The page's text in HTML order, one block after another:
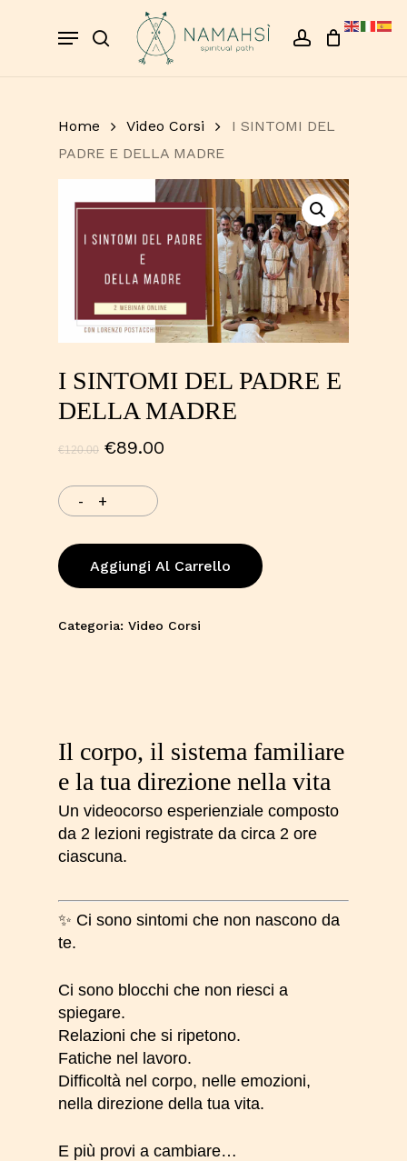
search account
Menu
Cart
Home Video Corsi
I SINTOMI DEL
PADRE E DELLA MADRE
I SINTOMI DEL PADRE E
DELLA MADRE
€120.00 Il
originale
€89.00
Aggiungi Al Carrello
Categoria: Video Corsi
Il corpo, il sistema familiare
e la tua direzione nella vita
Un videocorso esperienziale composto
da 2 lezioni registrate da circa 2 ore
ciascuna.
✨ Ci sono sintomi che non nascono da
te.
Ci sono blocchi che non riesci a
spiegare.
Relazioni che si ripetono.
Fatiche nel lavoro.
Difficoltà nel corpo, nelle emozioni,
nella direzione della tua vita.
E più provi a cambiare…